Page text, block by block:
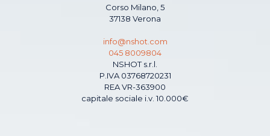
Corso Milano, 5
37138 Verona
info@nshot.com
045 8009804
NSHOT s.r.l.
P.IVA 03768720231
REA VR-363900
capitale sociale i.v. 10.000€